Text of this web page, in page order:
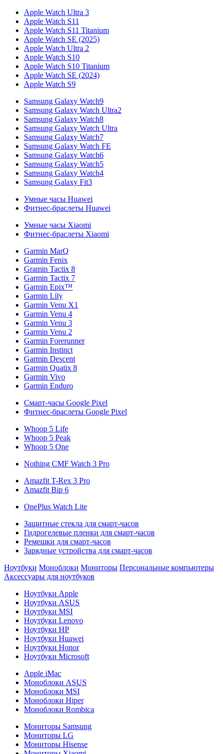
Apple Watch Ultra 3
Apple Watch S11
Apple Watch S11 Titanium
Apple Watch SE (2025)
Apple Watch Ultra 2
Apple Watch S10
Apple Watch S10 Titanium
Apple Watch SE (2024)
Apple Watch S9
Samsung Galaxy Watch9
Samsung Galaxy Watch Ultra2
Samsung Galaxy Watch8
Samsung Galaxy Watch Ultra
Samsung Galaxy Watch7
Samsung Galaxy Watch FE
Samsung Galaxy Watch6
Samsung Galaxy Watch5
Samsung Galaxy Watch4
Samsung Galaxy Fit3
Умные часы Huawei
Фитнес-браслеты Huawei
Умные часы Xiaomi
Фитнес-браслеты Xiaomi
Garmin MarQ
Garmin Fenix
Gramin Tactix 8
Garmin Tactix 7
Garmin Epix™
Garmin Lily
Garmin Venu X1
Garmin Venu 4
Garmin Venu 3
Garmin Venu 2
Garmin Forerunner
Garmin Instinct
Garmin Descent
Garmin Quatix 8
Garmin Vivo
Garmin Enduro
Смарт-часы Google Pixel
Фитнес-браслеты Google Pixel
Whoop 5 Life
Whoop 5 Peak
Whoop 5 One
Nothing CMF Watch 3 Pro
Amazfit T-Rex 3 Pro
Amazfit Bip 6
OnePlus Watch Lite
Защитные стекла для смарт-часов
Гидрогелевые пленки для смарт-часов
Ремешки для смарт-часов
Зарядные устройства для смарт-часов
Ноутбуки Моноблоки Мониторы Персональные компьютеры
Аксессуары для ноутбуков
Ноутбуки Apple
Ноутбуки ASUS
Ноутбуки MSI
Ноутбуки Lenovo
Ноутбуки HP
Ноутбуки Huawei
Ноутбуки Honor
Ноутбуки Microsoft
Apple iMac
Моноблоки ASUS
Моноблоки MSI
Моноблоки Hiper
Моноблоки Rombica
Мониторы Samsung
Мониторы LG
Мониторы Hisense